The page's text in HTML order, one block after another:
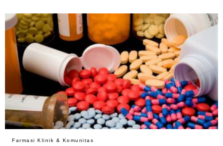
and
hit
Farmasi Klinik & Komunitas